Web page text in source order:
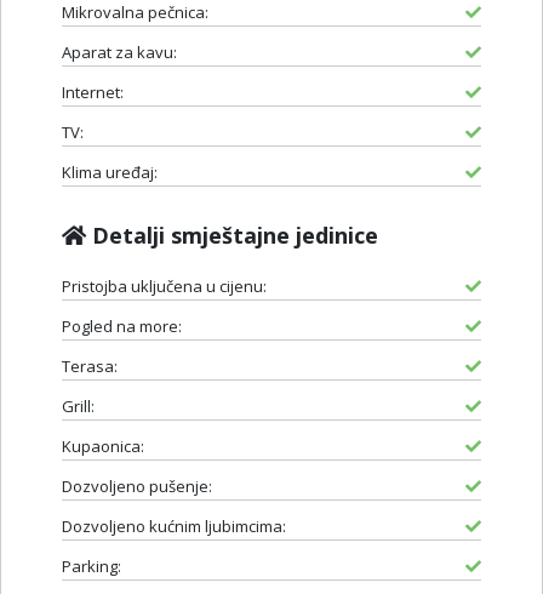
Mikrovalna pečnica:
Aparat za kavu:
Internet:
TV:
Klima uređaj:
Detalji smještajne jedinice
Pristojba uključena u cijenu:
Pogled na more:
Terasa:
Grill:
Kupaonica:
Dozvoljeno pušenje:
Dozvoljeno kućnim ljubimcima:
Parking: